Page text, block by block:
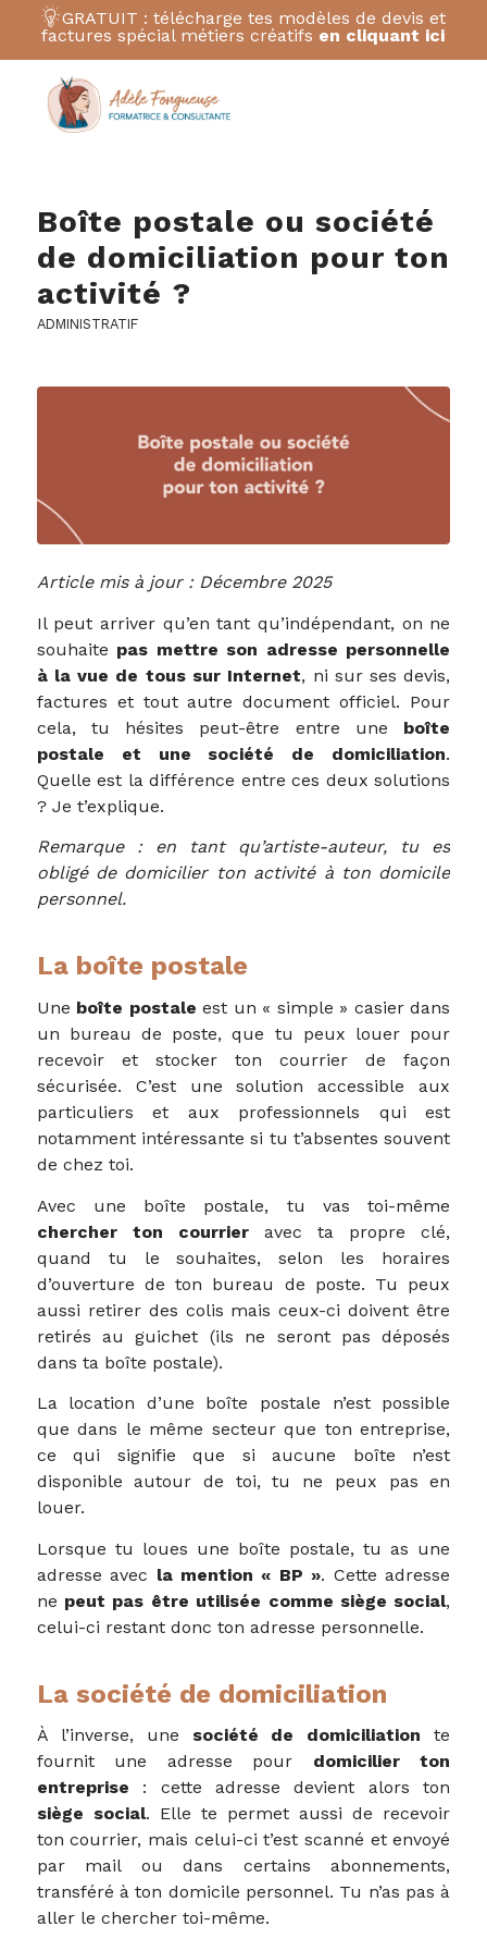
GRATUIT : télécharge tes modèles de devis et
factures spécial métiers créatifs en cliquant ici
Boîte postale ou société
de domiciliation pour ton
activité ?
ADMINISTRATIF
Article mis à jour : Décembre 2025
Il peut arriver qu’en tant qu’indépendant, on ne
souhaite pas mettre son adresse personnelle
à la vue de tous sur Internet, ni sur ses devis,
factures et tout autre document officiel. Pour
cela, tu hésites peut-être entre une boîte
postale et une société de domiciliation.
Quelle est la différence entre ces deux solutions
? Je t’explique.
Remarque : en tant qu’artiste-auteur, tu es
obligé de domicilier ton activité à ton domicile
personnel.
La boîte postale
Une boîte postale est un « simple » casier dans
un bureau de poste, que tu peux louer pour
recevoir et stocker ton courrier de façon
sécurisée. C’est une solution accessible aux
particuliers et aux professionnels qui est
notamment intéressante si tu t’absentes souvent
de chez toi.
Avec une boîte postale, tu vas toi-même
chercher ton courrieravec ta propre clé,
quand tu le souhaites, selon les horaires
d’ouverture de ton bureau de poste. Tu peux
aussi retirer des colis mais ceux-ci doivent être
retirés au guichet (ils ne seront pas déposés
dans ta boîte postale).
La location d’une boîte postale n’est possible
que dans le même secteur que ton entreprise,
ce qui signifie que si aucune boîte n’est
disponible autour de toi, tu ne peux pas en
louer.
Lorsque tu loues une boîte postale, tu as une
adresse avec la mention « BP ». Cette adresse
ne peut pas être utilisée comme siège social,
celui-ci restant donc ton adresse personnelle.
La société de domiciliation
À l’inverse, une société de domiciliation te
fournit une adresse pour domicilier ton
entreprise : cette adresse devient alors ton
siège social. Elle te permet aussi de recevoir
ton courrier, mais celui-ci t’est scanné et envoyé
par mail ou dans certains abonnements,
transféré à ton domicile personnel. Tu n’as pas à
aller le chercher toi-même.